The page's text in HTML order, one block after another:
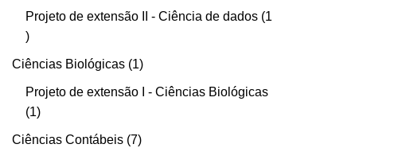
Projeto de extensão II - Ciência de dados 1
Ciências Biológicas 1
Projeto de extensão I - Ciências Biológicas
1
Ciências Contábeis 7